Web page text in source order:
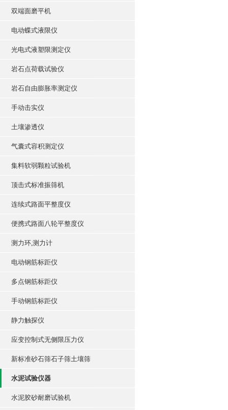
双端面磨平机
电动蝶式液限仪
光电式液塑限测定仪
岩石点荷载试验仪
岩石自由膨胀率测定仪
手动击实仪
土壤渗透仪
气囊式容积测定仪
集料软弱颗粒试验机
顶击式标准振筛机
连续式路面平整度仪
便携式路面八轮平整度仪
测力环,测力计
电动钢筋标距仪
多点钢筋标距仪
手动钢筋标距仪
静力触探仪
应变控制式无侧限压力仪
新标准砂石筛石子筛土壤筛
水泥试验仪器
水泥胶砂耐磨试验机